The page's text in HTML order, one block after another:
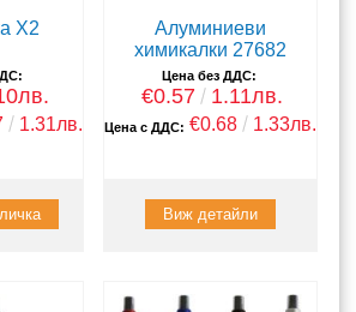
X2
1.31лв.
Алуминиеви
химикалки 27682
Цена без ДДС:
€0.57 1.11лв.
Цена с ДДС: €0.68 1.33лв.
Виж детайли